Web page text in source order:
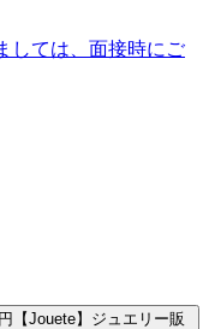
しては、面接時にご
【Jouete】ジュエリー販